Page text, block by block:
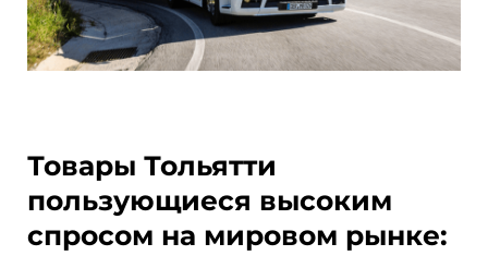
Товары Тольятти
пользующиеся высоким
спросом на мировом рынке: